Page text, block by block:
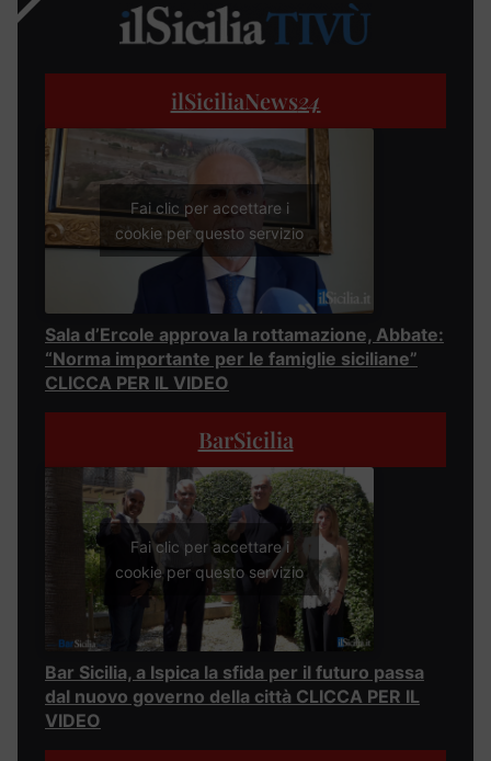
ilSiciliaNews24
Fai clic per accettare i
cookie per questo servizio
Sala d’Ercole approva la rottamazione, Abbate:
“Norma importante per le famiglie siciliane”
CLICCA PER IL VIDEO
BarSicilia
Fai clic per accettare i
cookie per questo servizio
Bar Sicilia, a Ispica la sfida per il futuro passa
dal nuovo governo della città CLICCA PER IL
VIDEO